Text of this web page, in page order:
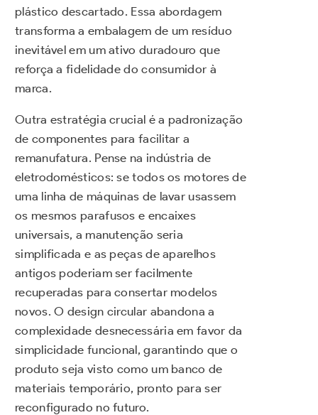
plástico descartado. Essa abordagem
transforma a embalagem de um resíduo
inevitável em um ativo duradouro que
reforça a fidelidade do consumidor à
marca.
Outra estratégia crucial é a padronização
de componentes para facilitar a
remanufatura. Pense na indústria de
eletrodomésticos: se todos os motores de
uma linha de máquinas de lavar usassem
os mesmos parafusos e encaixes
universais, a manutenção seria
simplificada e as peças de aparelhos
antigos poderiam ser facilmente
recuperadas para consertar modelos
novos. O design circular abandona a
complexidade desnecessária em favor da
simplicidade funcional, garantindo que o
produto seja visto como um banco de
materiais temporário, pronto para ser
reconfigurado no futuro.